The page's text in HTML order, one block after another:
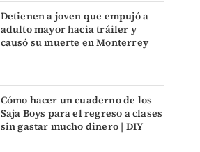
Detienen a joven que empujó a
adulto mayor hacia tráiler y
causó su muerte en Monterrey
Cómo hacer un cuaderno de los
Saja Boys para el regreso a clases
sin gastar mucho dinero | DIY